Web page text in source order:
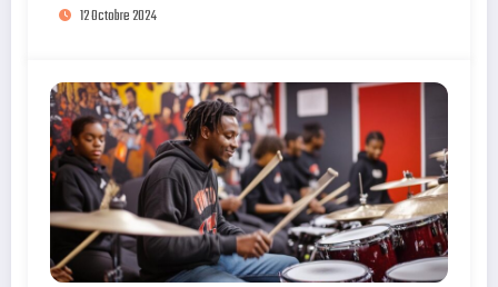
12 Octobre 2024